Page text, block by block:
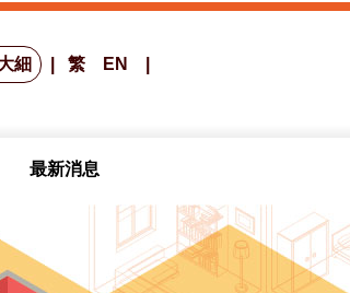
細 繁 EN
最新消息